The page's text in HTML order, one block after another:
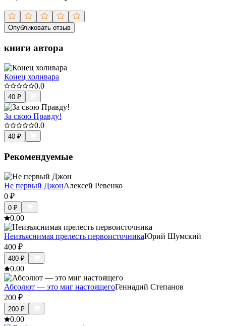
Опубликовать отзыв
книги автора
Конец холивара
0.0
40 ₽
За свою Правду!
0.0
40 ₽
Рекомендуемые
Не первый ДжонАлексей Ревенко
0 ₽
0 ₽
0.00
Неизъяснимая прелесть первоисточникаЮрий Шумский
400 ₽
400 ₽
0.00
Абсолют — это миг настоящегоГеннадий Степанов
200 ₽
200 ₽
0.00